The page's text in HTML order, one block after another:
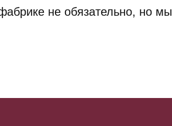
не обязательно, но мы